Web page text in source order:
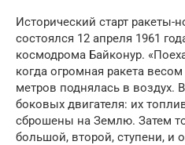
Исторический старт ракеты-
состоялся 12 апреля 1961
космодрома Байконур.
когда огромная ракета
метров поднялась в воздух.
боковых двигателя: их
сброшены на Землю. Затем
большой, второй, ступени, и